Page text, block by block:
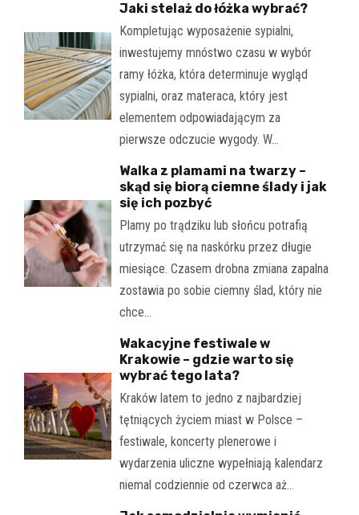
Jaki stelaż do łóżka wybrać?
Kompletując wyposażenie sypialni,
inwestujemy mnóstwo czasu w wybór
ramy łóżka, która determinuje wygląd
sypialni, oraz materaca, który jest
elementem odpowiadającym za
pierwsze odczucie wygody. W…
Walka z plamami na twarzy –
skąd się biorą ciemne ślady i jak
się ich pozbyć
Plamy po trądziku lub słońcu potrafią
utrzymać się na naskórku przez długie
miesiące. Czasem drobna zmiana zapalna
zostawia po sobie ciemny ślad, który nie
chce…
Wakacyjne festiwale w
Krakowie – gdzie warto się
wybrać tego lata?
Kraków latem to jedno z najbardziej
tętniących życiem miast w Polsce –
festiwale, koncerty plenerowe i
wydarzenia uliczne wypełniają kalendarz
niemal codziennie od czerwca aż…